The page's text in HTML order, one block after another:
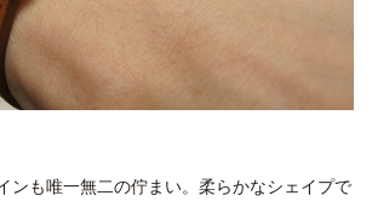
ンも唯一無二の佇まい。柔らかなシェイプで